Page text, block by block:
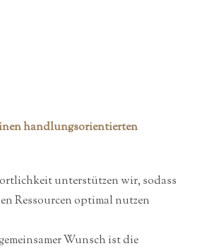
handlungsorientierten
unterstützen wir, sodass
Ressourcen optimal nutzen
Wunsch ist die